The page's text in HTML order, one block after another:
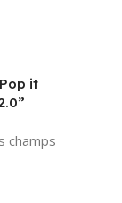
it
champs